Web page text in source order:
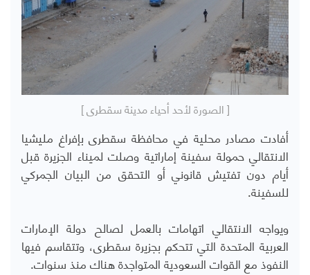
[ الصورة لأحد أحياء مدينة سقطرى ]
أفادت مصادر محلية في محافظة سقطرى بإفراغ مليشيا
الانتقالي حمولة سفينة إماراتية وصلت لميناء الجزيرة قبل
أيام دون تفتيش قانوني أو التحقق من البيان الجمركي
للسفينة.
ويواجه الانتقالي اتهامات بالعمل لصالح دولة الإمارات
العربية المتحدة التي تتحكم بجزيرة سقطرى، وتتقاسم فيها
النفوذ مع القوات السعودية المتواجدة هناك منذ سنوات.